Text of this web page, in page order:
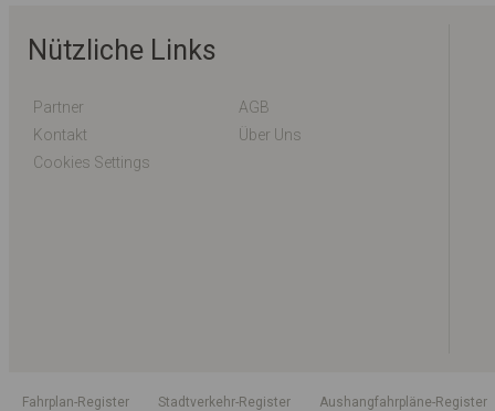
Nützliche Links
Partner
AGB
Kontakt
Über Uns
Cookies Settings
Fahrplan-Register Stadtverkehr-Register Aushangfahrpläne-Register